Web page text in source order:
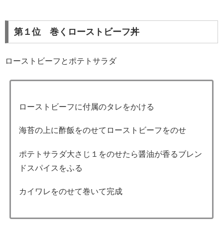
第１位 巻くローストビーフ丼
ローストビーフとポテトサラダ
ローストビーフに付属のタレをかける
海苔の上に酢飯をのせてローストビーフをのせ
ポテトサラダ大さじ１をのせたら醤油が香るブレン
ドスパイスをふる
カイワレをのせて巻いて完成